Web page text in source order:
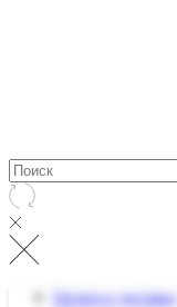
Оплата и доставка